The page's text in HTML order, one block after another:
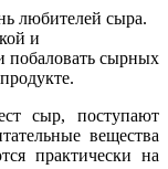
любителей сыра.
и
побаловать сырных
сыр, поступают
вещества
практически на